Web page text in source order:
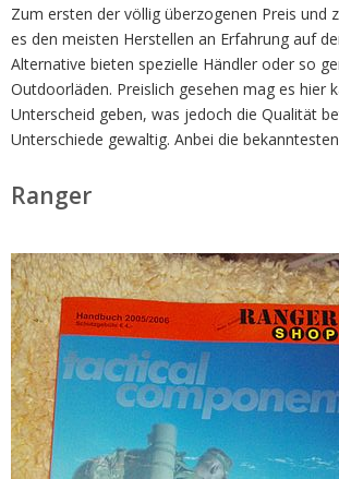
Zum ersten der völlig überzogenen Preis und
es den meisten Herstellen an Erfahrung auf
Alternative bieten spezielle Händler oder so
Outdoorläden. Preislich gesehen mag es hier
Unterscheid geben, was jedoch die Qualität
Unterschiede gewaltig. Anbei die
Ranger